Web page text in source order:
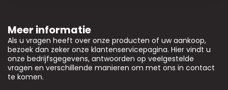
Meer informatie
Als u vragen heeft over onze producten of uw aankoop,
bezoek dan zeker onze klantenservicepagina. Hier vindt u
onze bedrijfsgegevens, antwoorden op veelgestelde
vragen en verschillende manieren om met ons in contact
te komen.